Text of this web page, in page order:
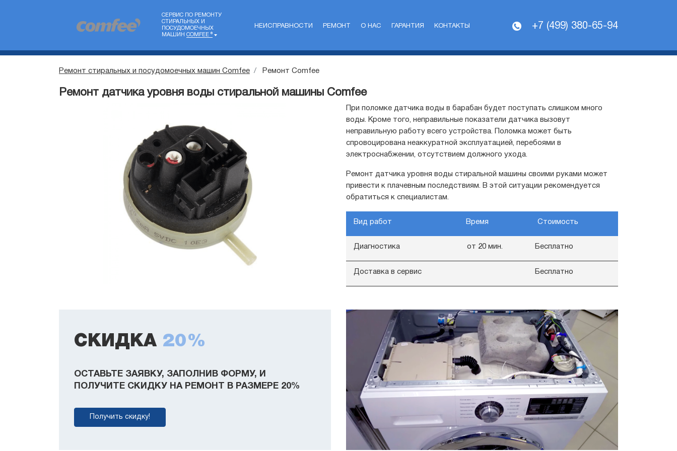
СЕРВИС ПО РЕМОНТУ
СТИРАЛЬНЫХ И
ПОСУДОМОЕЧНЫХ
МАШИНCOMFEE ®
НЕИСПРАВНОСТИ РЕМОНТ О НАС ГАРАНТИЯ КОНТАКТЫ +7 (499) 380-65-94
Ремонт стиральных и посудомоечных машин Comfee Ремонт Comfee
Ремонт датчика уровня воды стиральной машины Comfee
При поломке датчика воды в барабан будет поступать слишком много
воды. Кроме того, неправильные показатели датчика вызовут
неправильную работу всего устройства. Поломка может быть
спровоцирована неаккуратной эксплуатацией, перебоями в
электроснабжении, отсутствием должного ухода.
Ремонт датчика уровня воды стиральной машины своими руками может
привести к плачевным последствиям. В этой ситуации рекомендуется
обратиться к специалистам.
Вид работ Время Стоимость
Диагностика от 20 мин. Бесплатно
Доставка в сервис Бесплатно
СКИДКА 20%
ОСТАВЬТЕ ЗАЯВКУ, ЗАПОЛНИВ ФОРМУ, И
ПОЛУЧИТЕ СКИДКУ НА РЕМОНТ В РАЗМЕРЕ 20%
Получить скидку!